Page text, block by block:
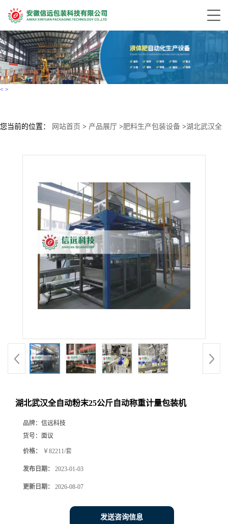
< >
您当前的位置： 网站首页 > 产品展厅 >肥料生产包装设备 >湖北武汉全
湖北武汉全自动粉末25公斤自动称重计量包装机
品牌： 信远科技
货号： 面议
价格： ￥82211/套
发布日期： 2023-01-03
更新日期： 2026-08-07
发送咨询信息